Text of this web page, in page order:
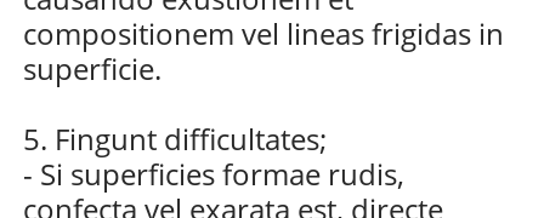
compositionem vel lineas frigidas in
superficie.
5. Fingunt difficultates;
- Si superficies formae rudis,
confecta vel exarata est, directe